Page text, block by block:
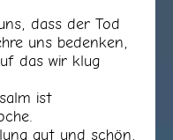
dass der Tod
uns bedenken,
das wir klug
ist
gut und schön,